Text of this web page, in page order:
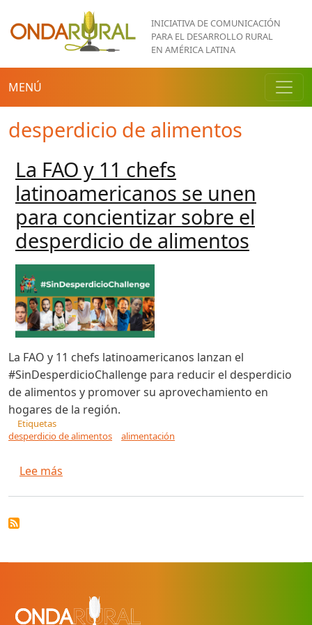
Pasar al contenido principal
INICIATIVA DE COMUNICACIÓN
PARA EL DESARROLLO RURAL
EN AMÉRICA LATINA
MENÚ
desperdicio de alimentos
La FAO y 11 chefs
latinoamericanos se unen
para concientizar sobre el
desperdicio de alimentos
La FAO y 11 chefs latinoamericanos lanzan el
#SinDesperdicioChallenge para reducir el desperdicio
de alimentos y promover su aprovechamiento en
hogares de la región.
Etiquetas
desperdicio de alimentos
alimentación
Lee más